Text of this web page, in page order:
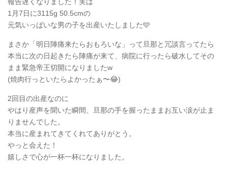
報告遅くなりました！実は
1月7日に3115g 50.5cmの
元気いっぱいな男の子を出産いたしました🩵
まさか「明日陣痛来たらおもろいな」って旦那と冗談言ってたら
本当に次の日起きたら陣痛が来て、病院に行ったら破水してその
まま緊急帝王切開になりましたw
(焼肉行っといたらよかったぁ〜😂)
2回目の出産なのに
やはり産声を聞いた瞬間、旦那の手を握ったままお互い涙が止ま
りませんでした。
本当に産まれてきてくれてありがとう。
やっと会えた！
嬉しさで心が一杯一杯になりました。